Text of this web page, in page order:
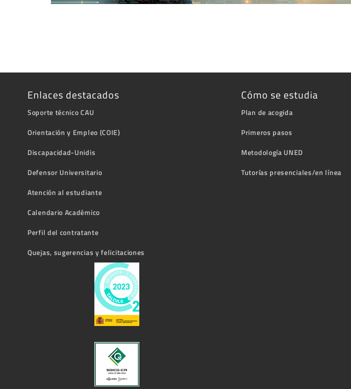
Enlaces destacados
Soporte técnico CAU
Orientación y Empleo (COIE)
Discapacidad-Unidis
Defensor Universitario
Atención al estudiante
Calendario Académico
Perfil del contratante
Quejas, sugerencias y felicitaciones
Cómo se estudia
Plan de acogida
Primeros pasos
Metodología UNED
Tutorías presenciales/en línea